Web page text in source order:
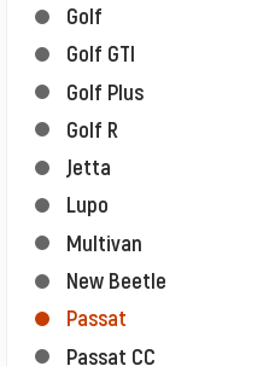
Golf
Golf GTI
Golf Plus
Golf R
Jetta
Lupo
Multivan
New Beetle
Passat
Passat CC